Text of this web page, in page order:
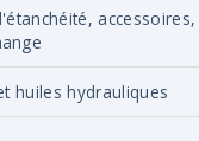
accessoires,
huiles hydrauliques